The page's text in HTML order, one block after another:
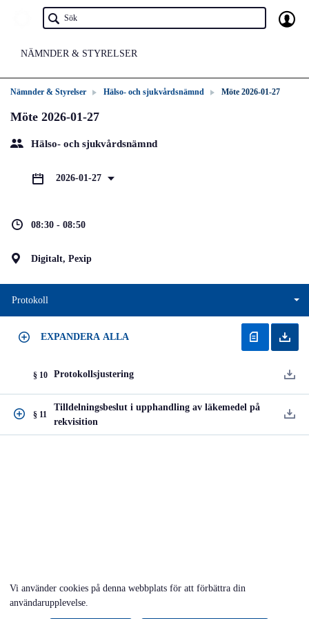
NÄMNDER & STYRELSER
Nämnder & Styrelser Hälso- och sjukvårdsnämnd Möte 2026-01-27
Möte 2026-01-27
Hälso- och sjukvårdsnämnd
2026-01-27
08:30 - 08:50
Digitalt, Pexip
Protokoll
EXPANDERA ALLA
§ 10 Protokollsjustering
§ 11
Tilldelningsbeslut i upphandling av läkemedel på
rekvisition
Vi använder cookies på denna webbplats för att förbättra din
användarupplevelse.